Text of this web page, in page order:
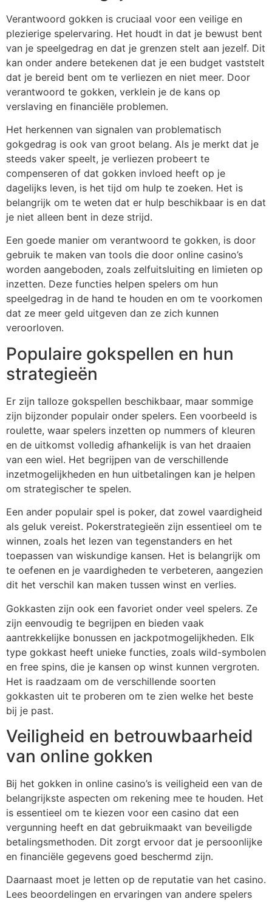
Verantwoord gokken is cruciaal voor een veilige en
plezierige spelervaring. Het houdt in dat je bewust bent
van je speelgedrag en dat je grenzen stelt aan jezelf. Dit
kan onder andere betekenen dat je een budget vaststelt
dat je bereid bent om te verliezen en niet meer. Door
verantwoord te gokken, verklein je de kans op
verslaving en financiële problemen.
Het herkennen van signalen van problematisch
gokgedrag is ook van groot belang. Als je merkt dat je
steeds vaker speelt, je verliezen probeert te
compenseren of dat gokken invloed heeft op je
dagelijks leven, is het tijd om hulp te zoeken. Het is
belangrijk om te weten dat er hulp beschikbaar is en dat
je niet alleen bent in deze strijd.
Een goede manier om verantwoord te gokken, is door
gebruik te maken van tools die door online casino’s
worden aangeboden, zoals zelfuitsluiting en limieten op
inzetten. Deze functies helpen spelers om hun
speelgedrag in de hand te houden en om te voorkomen
dat ze meer geld uitgeven dan ze zich kunnen
veroorloven.
Populaire gokspellen en hun
strategieën
Er zijn talloze gokspellen beschikbaar, maar sommige
zijn bijzonder populair onder spelers. Een voorbeeld is
roulette, waar spelers inzetten op nummers of kleuren
en de uitkomst volledig afhankelijk is van het draaien
van een wiel. Het begrijpen van de verschillende
inzetmogelijkheden en hun uitbetalingen kan je helpen
om strategischer te spelen.
Een ander populair spel is poker, dat zowel vaardigheid
als geluk vereist. Pokerstrategieën zijn essentieel om te
winnen, zoals het lezen van tegenstanders en het
toepassen van wiskundige kansen. Het is belangrijk om
te oefenen en je vaardigheden te verbeteren, aangezien
dit het verschil kan maken tussen winst en verlies.
Gokkasten zijn ook een favoriet onder veel spelers. Ze
zijn eenvoudig te begrijpen en bieden vaak
aantrekkelijke bonussen en jackpotmogelijkheden. Elk
type gokkast heeft unieke functies, zoals wild-symbolen
en free spins, die je kansen op winst kunnen vergroten.
Het is raadzaam om de verschillende soorten
gokkasten uit te proberen om te zien welke het beste
bij je past.
Veiligheid en betrouwbaarheid
van online gokken
Bij het gokken in online casino’s is veiligheid een van de
belangrijkste aspecten om rekening mee te houden. Het
is essentieel om te kiezen voor een casino dat een
vergunning heeft en dat gebruikmaakt van beveiligde
betalingsmethoden. Dit zorgt ervoor dat je persoonlijke
en financiële gegevens goed beschermd zijn.
Daarnaast moet je letten op de reputatie van het casino.
Lees beoordelingen en ervaringen van andere spelers